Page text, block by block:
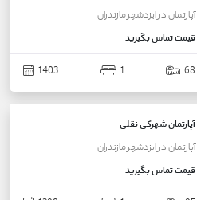
آپارتماندرایزدشهرمازندران
قیمتتماس بگیرید
68
1
1403
آپارتمان شهرکی نقلی
آپارتماندرایزدشهرمازندران
قیمتتماس بگیرید